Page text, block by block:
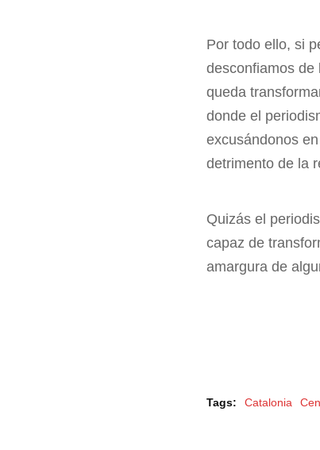
Por todo ello, si
desconfiamos de
queda
donde el
excusándonos
detrimento de la
Quizás el
capaz de
amargura de
Tags: Catalonia